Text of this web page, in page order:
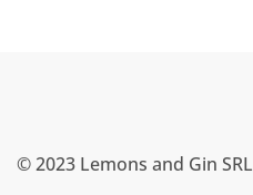
© 2023 Lemons and Gin SRL